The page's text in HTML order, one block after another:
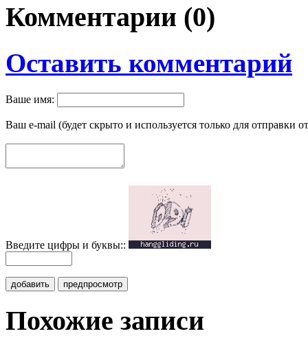
Комментарии (0)
Оставить комментарий
Ваше имя:
Ваш e-mail (будет скрыто и используется только для отправки
Введите цифры и буквы::
добавить предпросмотр
Похожие записи